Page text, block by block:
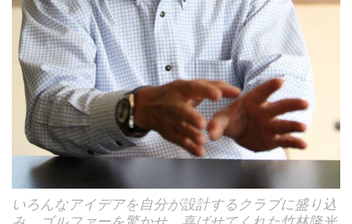
いろんなアイデアを自分が設計するクラブに盛り込